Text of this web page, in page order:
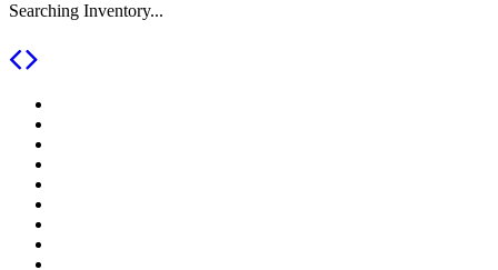
Searching Inventory...